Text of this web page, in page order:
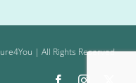
| All Rights Reserved